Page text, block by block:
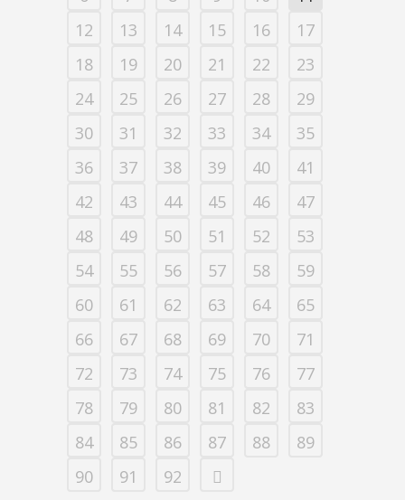
12
13 14 15 16
17
18
19 20 21 22
23
24
25 26 27 28
29
30
31 32 33 34
35
36
37 38 39 40
41
42
43 44 45 46
47
48
49 50 51 52
53
54
55 56 57 58
59
60
61 62 63 64
65
66
67 68 69 70
71
72
73 74 75 76
77
78
79 80 81 82
83
84
85 86 87 88
89
90
91 92